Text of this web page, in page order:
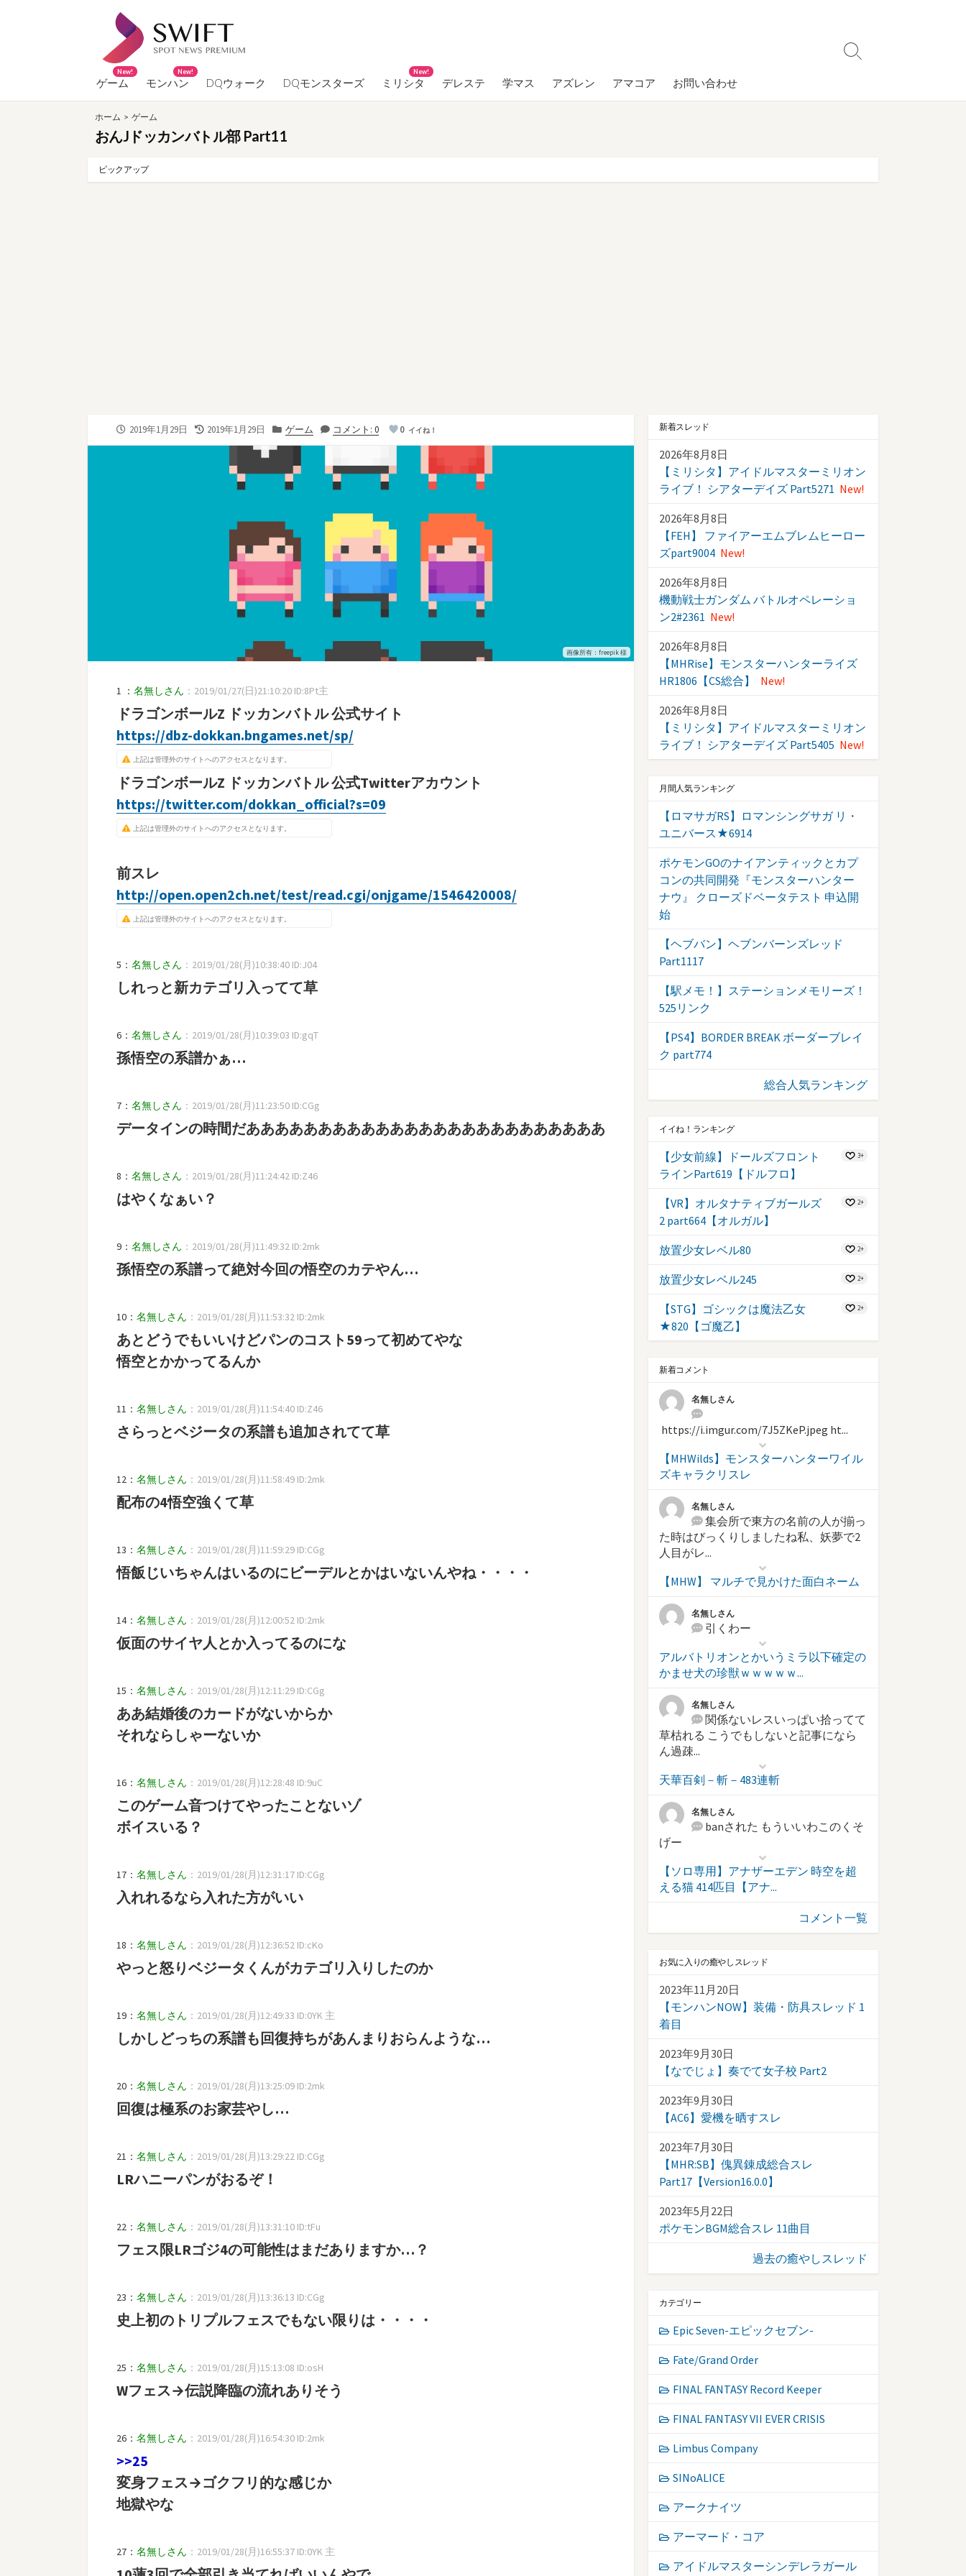
へ
ゲーム
New!
モンハン
New!
DQウォーク DQモンスターズ ミリシタ
New!
デレステ 学マス アズレン アマコア お問い合わせ
検
り
ホーム > ゲーム
おんJドッカンバトル部 Part11
ピックアップ
公
2019年1月29日
最
2019年1月29日
カ
リ
ゲーム コメント: 0 0 イイね！
画像所有：freepik 様
1 ： 名無しさん ：2019/01/27(日)21:10:20 ID:8Pt主
ドラゴンボールZ ドッカンバトル 公式サイト
https://dbz-dokkan.bngames.net/sp/
上記は管理外のサイトへのアクセスとなります。
ドラゴンボールZ ドッカンバトル 公式Twitterアカウント
https://twitter.com/dokkan_official?s=09
上記は管理外のサイトへのアクセスとなります。
前スレ
http://open.open2ch.net/test/read.cgi/onjgame/1546420008/
上記は管理外のサイトへのアクセスとなります。
5： 名無しさん ：2019/01/28(月)10:38:40 ID:J04
しれっと新カテゴリ入ってて草
6： 名無しさん ：2019/01/28(月)10:39:03 ID:gqT
孫悟空の系譜かぁ…
7： 名無しさん ：2019/01/28(月)11:23:50 ID:CGg
データインの時間だあああああああああああああああああああああああああ
8： 名無しさん ：2019/01/28(月)11:24:42 ID:Z46
はやくなぁい？
9： 名無しさん ：2019/01/28(月)11:49:32 ID:2mk
孫悟空の系譜って絶対今回の悟空のカテやん…
10： 名無しさん ：2019/01/28(月)11:53:32 ID:2mk
あとどうでもいいけどパンのコスト59って初めてやな
悟空とかかってるんか
11： 名無しさん ：2019/01/28(月)11:54:40 ID:Z46
さらっとベジータの系譜も追加されてて草
12： 名無しさん ：2019/01/28(月)11:58:49 ID:2mk
配布の4悟空強くて草
13： 名無しさん ：2019/01/28(月)11:59:29 ID:CGg
悟飯じいちゃんはいるのにビーデルとかはいないんやね・・・・
14： 名無しさん ：2019/01/28(月)12:00:52 ID:2mk
仮面のサイヤ人とか入ってるのにな
15： 名無しさん ：2019/01/28(月)12:11:29 ID:CGg
ああ結婚後のカードがないからか
それならしゃーないか
16： 名無しさん ：2019/01/28(月)12:28:48 ID:9uC
このゲーム音つけてやったことないゾ
ボイスいる？
17： 名無しさん ：2019/01/28(月)12:31:17 ID:CGg
入れれるなら入れた方がいい
18： 名無しさん ：2019/01/28(月)12:36:52 ID:cKo
やっと怒りベジータくんがカテゴリ入りしたのか
19： 名無しさん ：2019/01/28(月)12:49:33 ID:0YK 主
しかしどっちの系譜も回復持ちがあんまりおらんような…
20： 名無しさん ：2019/01/28(月)13:25:09 ID:2mk
回復は極系のお家芸やし…
21： 名無しさん ：2019/01/28(月)13:29:22 ID:CGg
LRハニーパンがおるぞ！
22： 名無しさん ：2019/01/28(月)13:31:10 ID:tFu
フェス限LRゴジ4の可能性はまだありますか…？
23： 名無しさん ：2019/01/28(月)13:36:13 ID:CGg
史上初のトリプルフェスでもない限りは・・・・
25： 名無しさん ：2019/01/28(月)15:13:08 ID:osH
Wフェス→伝説降臨の流れありそう
26： 名無しさん ：2019/01/28(月)16:54:30 ID:2mk
>>25
変身フェス→ゴクフリ的な感じか
地獄やな
27： 名無しさん ：2019/01/28(月)16:55:37 ID:0YK 主
新着スレッド
2026年8月8日
【ミリシタ】アイドルマスターミリオン
ライブ！ シアターデイズ Part5271 New!
2026年8月8日
【FEH】 ファイアーエムブレムヒーロー
ズpart9004 New!
2026年8月8日
機動戦士ガンダム バトルオペレーショ
ン2#2361 New!
2026年8月8日
【MHRise】モンスターハンターライズ
HR1806【CS総合】
New!
2026年8月8日
【ミリシタ】アイドルマスターミリオン
ライブ！ シアターデイズ Part5405 New!
月間人気ランキング
【ロマサガRS】ロマンシングサガ リ・
ユニバース★6914
ポケモンGOのナイアンティックとカプ
コンの共同開発『モンスターハンター
ナウ』 クローズドベータテスト 申込開
始
【ヘブバン】ヘブンバーンズレッド
Part1117
【駅メモ！】ステーションメモリーズ！
525リンク
【PS4】BORDER BREAK ボーダーブレイ
ク part774
総合人気ランキング
イイね！ランキング
【少女前線】ドールズフロント
ラインPart619【ドルフロ】
3+
【VR】オルタナティブガールズ
2 part664【オルガル】
2+
放置少女レベル80 2+
放置少女レベル245 2+
【STG】ゴシックは魔法乙女
★820【ゴ魔乙】
2+
新着コメント
名無しさん
https://i.imgur.com/7J5ZKeP.jpeg ht...
【MHWilds】モンスターハンターワイル
ズキャラクリスレ
名無しさん
集会所で東方の名前の人が揃っ
た時はびっくりしましたね私、妖夢で2
人目がレ...
【MHW】 マルチで見かけた面白ネーム
名無しさん
引くわー
アルバトリオンとかいうミラ以下確定の
かませ犬の珍獣ｗｗｗｗｗ...
名無しさん
関係ないレスいっぱい拾ってて
草枯れる こうでもしないと記事になら
ん過疎...
天華百剣－斬－483連斬
名無しさん
banされた もういいわこのくそ
げー
【ソロ専用】アナザーエデン 時空を超
える猫 414匹目【アナ...
コメント一覧
お気に入りの癒やしスレッド
2023年11月20日
【モンハンNOW】装備・防具スレッド 1
着目
2023年9月30日
【なでじょ】奏でて女子校 Part2
2023年9月30日
【AC6】愛機を晒すスレ
2023年7月30日
【MHR:SB】傀異錬成総合スレ
Part17【Version16.0.0】
2023年5月22日
ポケモンBGM総合スレ 11曲目
過去の癒やしスレッド
カテゴリー
Epic Seven-エピックセブン-
Fate/Grand Order
FINAL FANTASY Record Keeper
FINAL FANTASY VII EVER CRISIS
Limbus Company
SINoALICE
アークナイツ
アーマード・コア
アイドルマスターシンデレラガール